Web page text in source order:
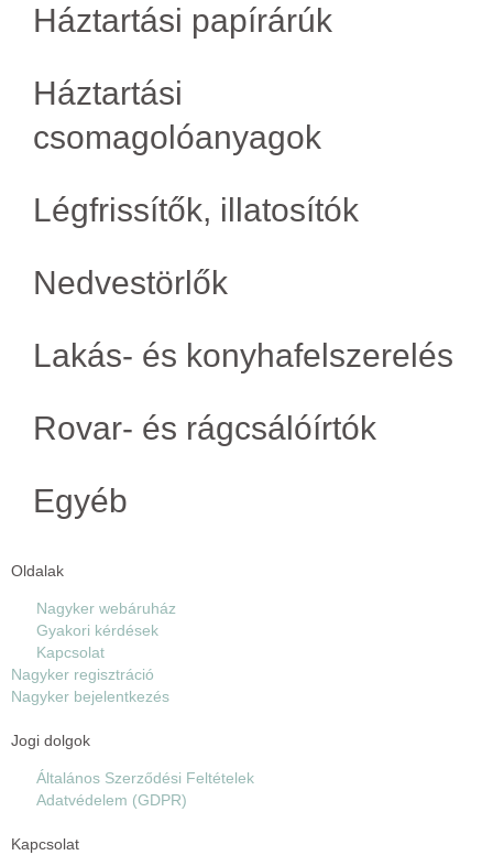
Háztartási papírárúk
Háztartási
csomagolóanyagok
Légfrissítők, illatosítók
Nedvestörlők
Lakás- és konyhafelszerelés
Rovar- és rágcsálóírtók
Egyéb
Oldalak
Nagyker webáruház
Gyakori kérdések
Kapcsolat
Nagyker regisztráció
Nagyker bejelentkezés
Jogi dolgok
Általános Szerződési Feltételek
Adatvédelem (GDPR)
Kapcsolat